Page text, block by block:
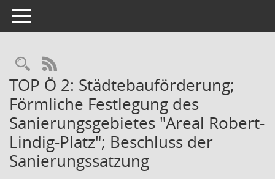
Toggle navigation
RSS-Feed
TOP Ö 2: Städtebauförderung;
Förmliche Festlegung des
Sanierungsgebietes "Areal Robert-
Lindig-Platz"; Beschluss der
Sanierungssatzung